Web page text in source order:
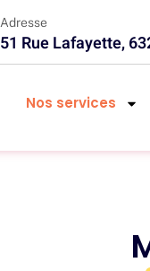
Adresse
51 Rue Lafayette,
Nos services